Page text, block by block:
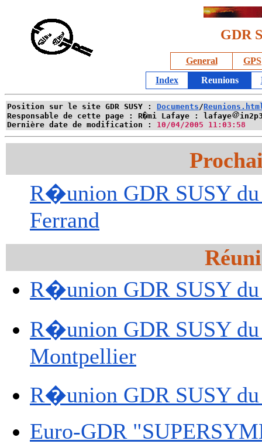
GDR
General
GPS
Index
Reunions
Position sur le site GDR SUSY : Documents/
Responsable de cette page : R�mi Lafaye : lafaye
Dernière date de modification : 10/04/2005 11:03:58
R�union GDR SUSY
Ferrand
R�union GDR SUSY
R�union GDR SUSY
Montpellier
R�union GDR SUSY
Euro-GDR